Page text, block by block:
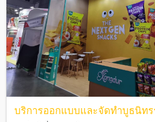
บริการออกแบบและจัดทำบูธนิทร